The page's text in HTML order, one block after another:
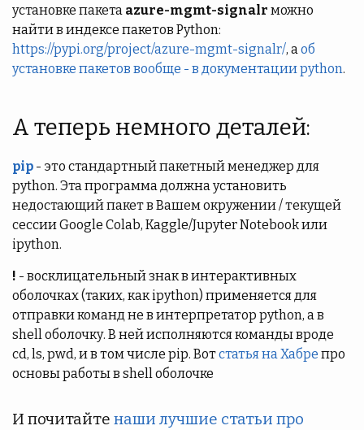
установке пакета azure-mgmt-signalr можно
найти в индексе пакетов Python:
https://pypi.org/project/azure-mgmt-signalr/, аоб
установке пакетов вообще - в документации python.
А теперь немного деталей:
pip - это стандартный пакетный менеджер для
python. Эта программа должна установить
недостающий пакет в Вашем окружении / текущей
сессии Google Colab, Kaggle/Jupyter Notebook или
ipython.
! - восклицательный знак в интерактивных
оболочках (таких, как ipython) применяется для
отправки команд не в интерпретатор python, а в
shell оболочку. В ней исполняются команды вроде
cd, ls, pwd, и в том числе pip. Вотстатья на Хабре про
основы работы в shell оболочке
И почитайте наши лучшие статьи про